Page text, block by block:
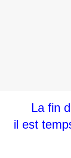
La fin
il est